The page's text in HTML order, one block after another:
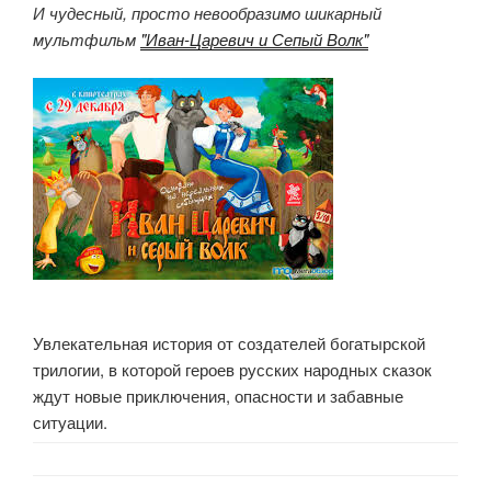
И чудесный, просто невообразимо шикарный
мультфильм "Иван-Царевич и Сепый Волк"
Увлекательная история от создателей богатырской
трилогии, в которой героев русских народных сказок
ждут новые приключения, опасности и забавные
ситуации.